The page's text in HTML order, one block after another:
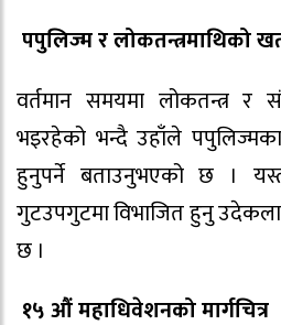
पपुलिज्म र लोकतन्त्रमाथिको
वर्तमान समयमा लोकतन्त्र र
भइरहेको भन्दै उहाँले
हुनुपर्ने बताउनुभएको छ ।
गुटउपगुटमा विभाजित हुनु
छ ।
१५ औं महाधिवेशनको मार्गचित्र